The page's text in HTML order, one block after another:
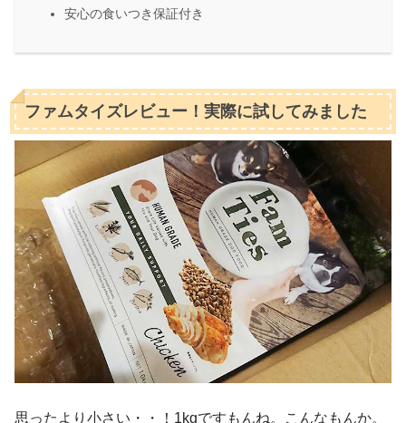
安心の食いつき保証付き
ファムタイズレビュー！実際に試してみました
思ったより小さい・・！1kgですもんね。こんなもんか。